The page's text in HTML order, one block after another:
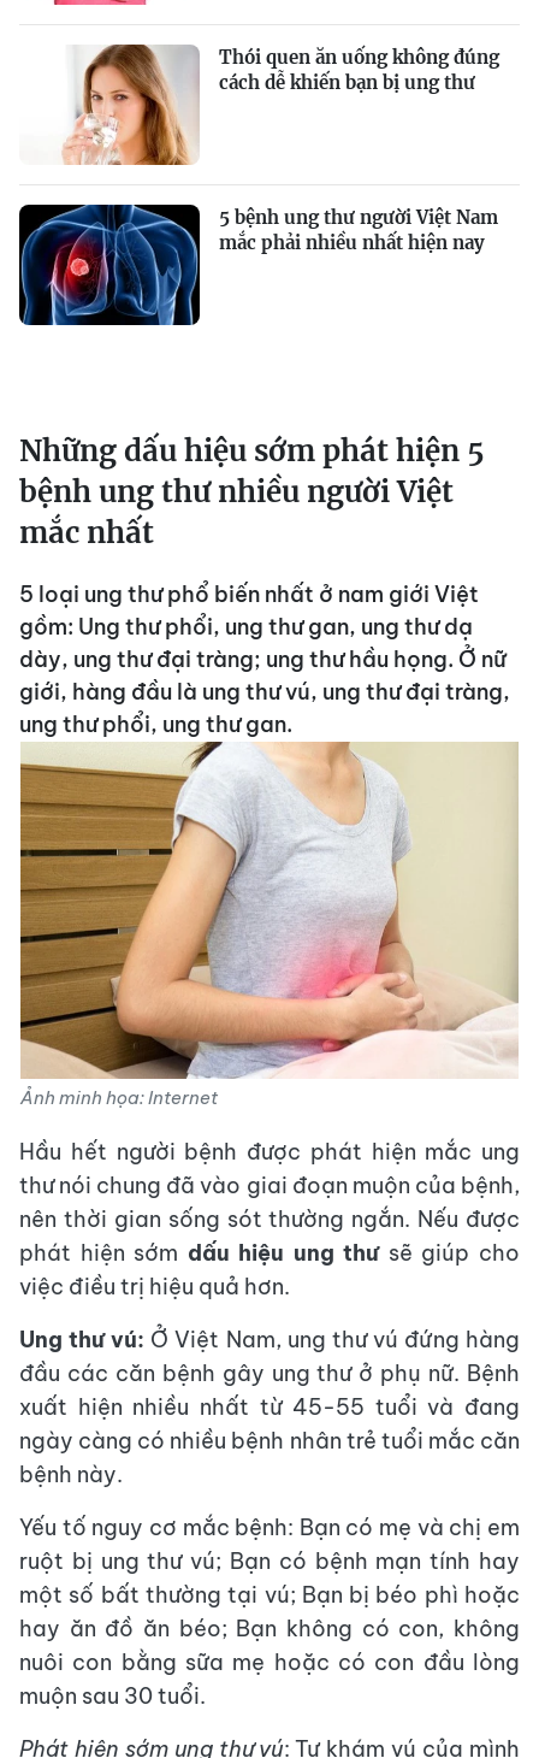
Thói quen ăn uống không đúng
cách dễ khiến bạn bị ung thư
5 bệnh ung thư người Việt Nam
mắc phải nhiều nhất hiện nay
Những dấu hiệu sớm phát hiện 5
bệnh ung thư nhiều người Việt
mắc nhất
5 loại ung thư phổ biến nhất ở nam giới Việt
gồm: Ung thư phổi, ung thư gan, ung thư dạ
dày, ung thư đại tràng; ung thư hầu họng. Ở nữ
giới, hàng đầu là ung thư vú, ung thư đại tràng,
ung thư phổi, ung thư gan.
Ảnh minh họa: Internet
Hầu hết người bệnh được phát hiện mắc ung
thư nói chung đã vào giai đoạn muộn của bệnh,
nên thời gian sống sót thường ngắn. Nếu được
phát hiện sớm dấu hiệu ung thư sẽ giúp cho
việc điều trị hiệu quả hơn.
Ung thư vú: Ở Việt Nam, ung thư vú đứng hàng
đầu các căn bệnh gây ung thư ở phụ nữ. Bệnh
xuất hiện nhiều nhất từ 45-55 tuổi và đang
ngày càng có nhiều bệnh nhân trẻ tuổi mắc căn
bệnh này.
Yếu tố nguy cơ mắc bệnh: Bạn có mẹ và chị em
ruột bị ung thư vú; Bạn có bệnh mạn tính hay
một số bất thường tại vú; Bạn bị béo phì hoặc
hay ăn đồ ăn béo; Bạn không có con, không
nuôi con bằng sữa mẹ hoặc có con đầu lòng
muộn sau 30 tuổi.
Phát hiện sớm ung thư vú: Tự khám vú của mình